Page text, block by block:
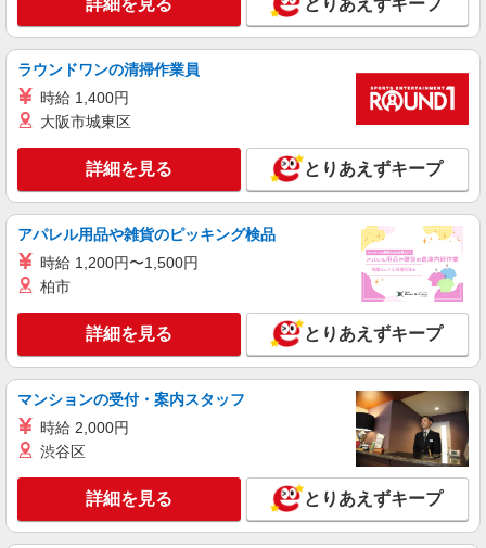
詳細を見る とりあえずキープ
ラウンドワンの清掃作業員
時給 1,400円
大阪市城東区
詳細を見る とりあえずキープ
アパレル用品や雑貨のピッキング検品
時給 1,200円〜1,500円
柏市
詳細を見る とりあえずキープ
マンションの受付・案内スタッフ
時給 2,000円
渋谷区
詳細を見る とりあえずキープ